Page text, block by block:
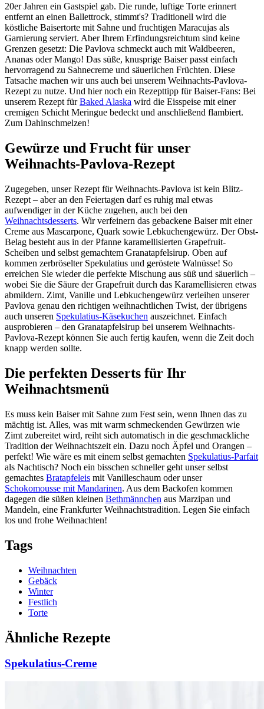
20er Jahren ein Gastspiel gab. Die runde, luftige Torte erinnert
entfernt an einen Ballettrock, stimmt's? Traditionell wird die
köstliche Baisertorte mit Sahne und fruchtigen Maracujas als
Garnierung serviert. Aber Ihrem Erfindungsreichtum sind keine
Grenzen gesetzt: Die Pavlova schmeckt auch mit Waldbeeren,
Ananas oder Mango! Das süße, knusprige Baiser passt einfach
hervorragend zu Sahnecreme und säuerlichen Früchten. Diese
Tatsache machen wir uns auch bei unserem Weihnachts-Pavlova-
Rezept zu nutze. Und hier noch ein Rezepttipp für Baiser-Fans: Bei
unserem Rezept fürBaked Alaska wird die Eisspeise mit einer
cremigen Schicht Meringue bedeckt und anschließend flambiert.
Zum Dahinschmelzen!
Gewürze und Frucht für unser
Weihnachts-Pavlova-Rezept
Zugegeben, unser Rezept für Weihnachts-Pavlova ist kein Blitz-
Rezept – aber an den Feiertagen darf es ruhig mal etwas
aufwendiger in der Küche zugehen, auch bei den
Weihnachtsdesserts. Wir verfeinern das gebackene Baiser mit einer
Creme aus Mascarpone, Quark sowie Lebkuchengewürz. Der Obst-
Belag besteht aus in der Pfanne karamellisierten Grapefruit-
Scheiben und selbst gemachtem Granatapfelsirup. Oben auf
kommen zerbröselter Spekulatius und geröstete Walnüsse! So
erreichen Sie wieder die perfekte Mischung aus süß und säuerlich –
wobei Sie die Säure der Grapefruit durch das Karamellisieren etwas
abmildern. Zimt, Vanille und Lebkuchengewürz verleihen unserer
Pavlova genau den richtigen weihnachtlichen Twist, der übrigens
auch unseren Spekulatius-Käsekuchen auszeichnet. Einfach
ausprobieren – den Granatapfelsirup bei unserem Weihnachts-
Pavlova-Rezept können Sie auch fertig kaufen, wenn die Zeit doch
knapp werden sollte.
Die perfekten Desserts für Ihr
Weihnachtsmenü
Es muss kein Baiser mit Sahne zum Fest sein, wenn Ihnen das zu
mächtig ist. Alles, was mit warm schmeckenden Gewürzen wie
Zimt zubereitet wird, reiht sich automatisch in die geschmackliche
Tradition der Weihnachtszeit ein. Dazu noch Äpfel und Orangen –
perfekt! Wie wäre es mit einem selbst gemachten Spekulatius-Parfait
als Nachtisch? Noch ein bisschen schneller geht unser selbst
gemachtes Bratapfeleis mit Vanilleschaum oder unser
Schokomousse mit Mandarinen. Aus dem Backofen kommen
dagegen die süßen kleinen Bethmännchen aus Marzipan und
Mandeln, eine Frankfurter Weihnachtstradition. Legen Sie einfach
los und frohe Weihnachten!
Tags
Weihnachten
Gebäck
Winter
Festlich
Torte
Ähnliche Rezepte
Spekulatius-Creme